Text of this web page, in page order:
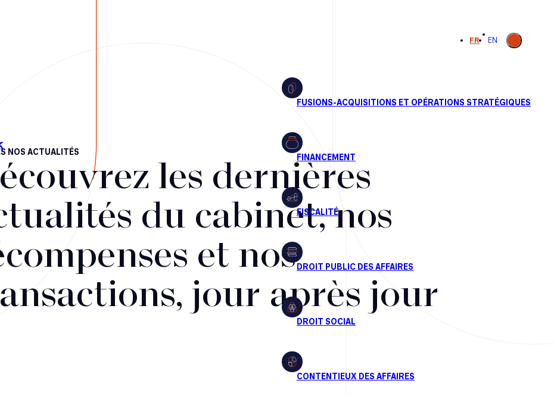
FR EN
Ouvrir la
recherche
NOS ACTUALITÉS
les dernières
du cabinet, nos
et nos
jour après jour